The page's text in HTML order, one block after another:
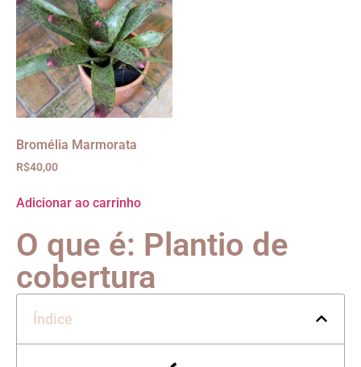
Bromélia Marmorata
R$40,00
Adicionar ao carrinho
O que é: Plantio de
cobertura
Índice